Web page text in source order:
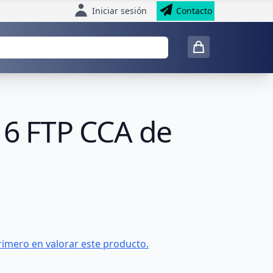
Iniciar sesión Contacto
FTP CCA de
en valorar este producto.